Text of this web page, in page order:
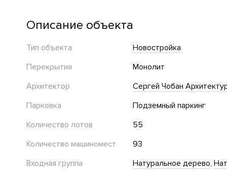
Описание объекта
Тип объекта
Новостройка
Перекрытия
Монолит
Архитектор
Сергей Чобан
Парковка
Подземный паркинг
Количество лотов
55
Количество машиномест
93
Входная группа
Натуральное дерево